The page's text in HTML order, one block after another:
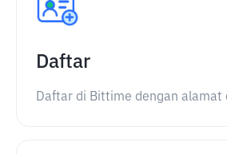
Daftar
Daftar di Bittime dengan alamat